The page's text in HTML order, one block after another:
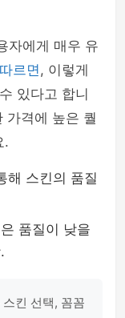
자에게 매우 유
르면, 이렇게
있다고 합니
가격에 높은 퀄
.
해 스킨의 품질
품질이 낮을
킨 선택, 꼼꼼